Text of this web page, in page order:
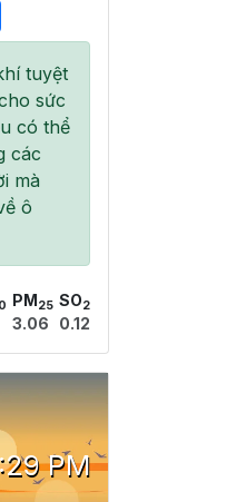
tuyệt
sức
có thể
các
mà
ô
PM 25
3.06
SO2
0.12
PM